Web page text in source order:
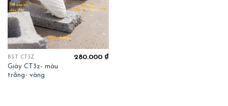
BST CT3Z
Giày CT3z- màu
trắng- vàng
280.000₫